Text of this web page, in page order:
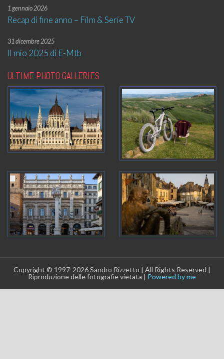
1 gennaio 2026
Recap di fine anno – Film & Serie TV
31 dicembre 2025
Il mio 2025 di E-Mtb
ULTIME PHOTO GALLERIES
Copyright © 1997-2026 Sandro Rizzetto | All Rights Reserved |
Riproduzione delle fotografie vietata | Powered by me